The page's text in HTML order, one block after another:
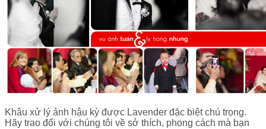
Khâu xử lý ảnh hậu kỳ được Lavender đặc biệt chú trọng.
Hãy trao đổi với chúng tôi về sở thích, phong cách mà bạn